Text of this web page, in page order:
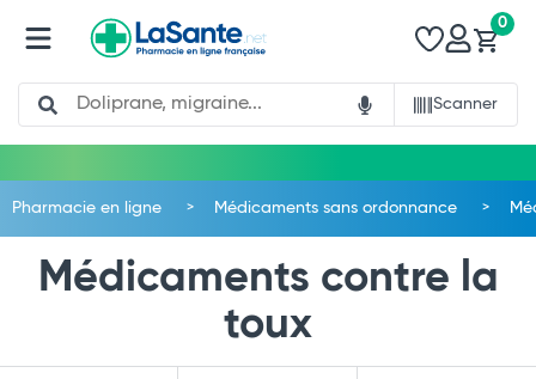
Search
Scanner
0
Pharmacie en ligne Médicaments sans ordonnance
Médicaments contre la
toux